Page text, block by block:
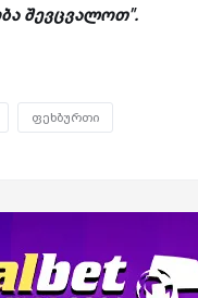
შევცვალოთ".
ფეხბურთი